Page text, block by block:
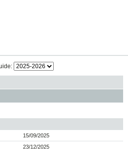
15/09/2025
23/12/2025